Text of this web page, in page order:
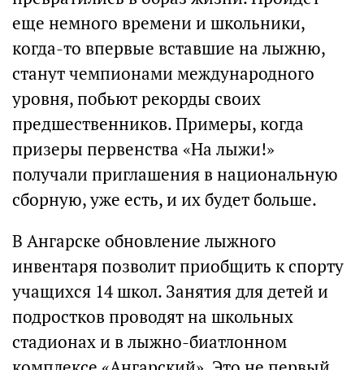
еще немного времени и школьники,
когда-то впервые вставшие на лыжню,
станут чемпионами международного
уровня, побьют рекорды своих
предшественников. Примеры, когда
призеры первенства «На лыжи!»
получали приглашения в национальную
сборную, уже есть, и их будет больше.
В Ангарске обновление лыжного
инвентаря позволит приобщить к спорту
учащихся 14 школ. Занятия для детей и
подростков проводят на школьных
стадионах и в лыжно-биатлонном